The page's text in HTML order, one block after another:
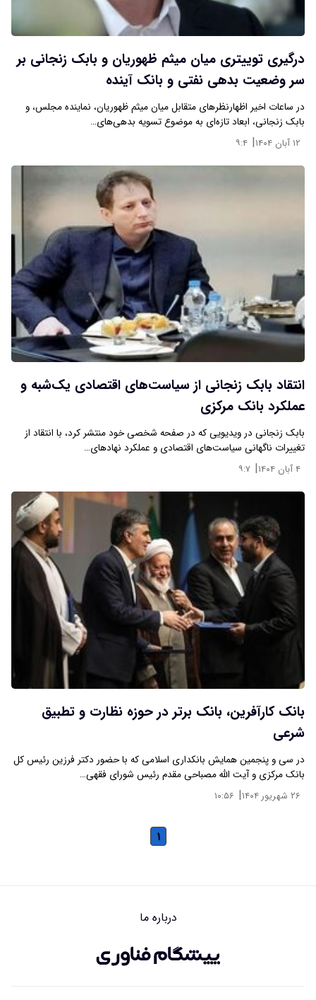
درگیری توییتری میان میثم ظهوریان و بابک زنجانی بر
سر وضعیت بدهی نفتی و بانک آینده
در ساعات اخیر اظهارنظرهای متقابل میان میثم ظهوریان، نماینده مجلس، و
بابک زنجانی، ابعاد تازه‌ای به موضوع تسویه بدهی‌های…
۱۲ آبان ۱۴۰۴ | ۹:۴
انتقاد بابک زنجانی از سیاست‌های اقتصادی یک‌شبه و
عملکرد بانک‌ مرکزی
بابک زنجانی در ویدیویی که در صفحه شخصی خود منتشر کرد، با انتقاد از
تغییرات ناگهانی سیاست‌های اقتصادی و عملکرد نهادهای…
۴ آبان ۱۴۰۴ | ۹:۷
بانک کارآفرین، بانک برتر در حوزه نظارت و تطبیق
شرعی
در سی و پنجمین همایش بانکداری اسلامی که با حضور دکتر فرزین رئیس کل
بانک مرکزی و آیت الله مصباحی مقدم رئیس شورای فقهی…
۲۶ شهریور ۱۴۰۴ | ۱۰:۵۶
۱
درباره ما